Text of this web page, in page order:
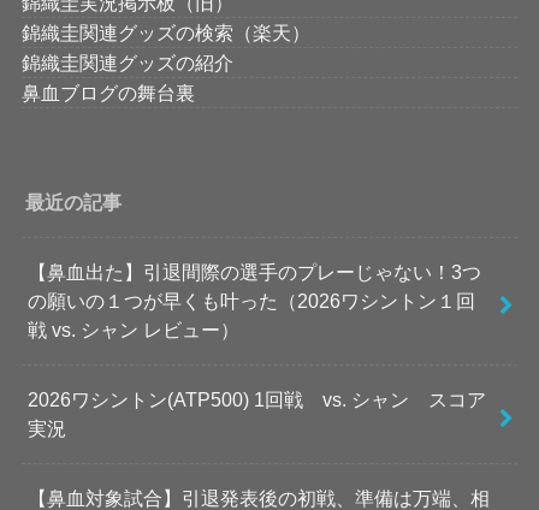
錦織圭関連グッズの検索（楽天）
錦織圭関連グッズの紹介
鼻血ブログの舞台裏
最近の記事
【鼻血出た】引退間際の選手のプレーじゃない！3つ
の願いの１つが早くも叶った（2026ワシントン１回
戦 vs. シャン レビュー）
2026ワシントン(ATP500) 1回戦 vs. シャン スコア
実況
【鼻血対象試合】引退発表後の初戦、準備は万端、相